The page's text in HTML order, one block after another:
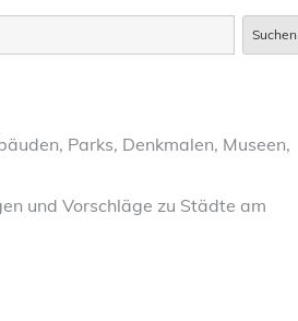
Suchen
Parks, Denkmalen, Museen,
und Vorschläge zu Städte am